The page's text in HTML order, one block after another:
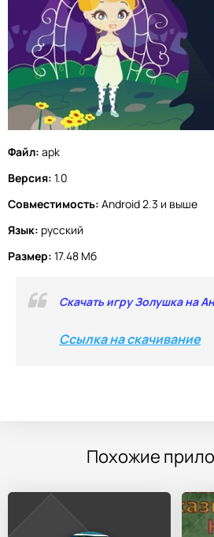
Файл: apk
Версия: 1.0
Совместимость: Android 2.3 и выше
Язык: русский
Размер: 17.48 Мб
Скачать игру Золушка на
Ссылка на скачивание
Похожие